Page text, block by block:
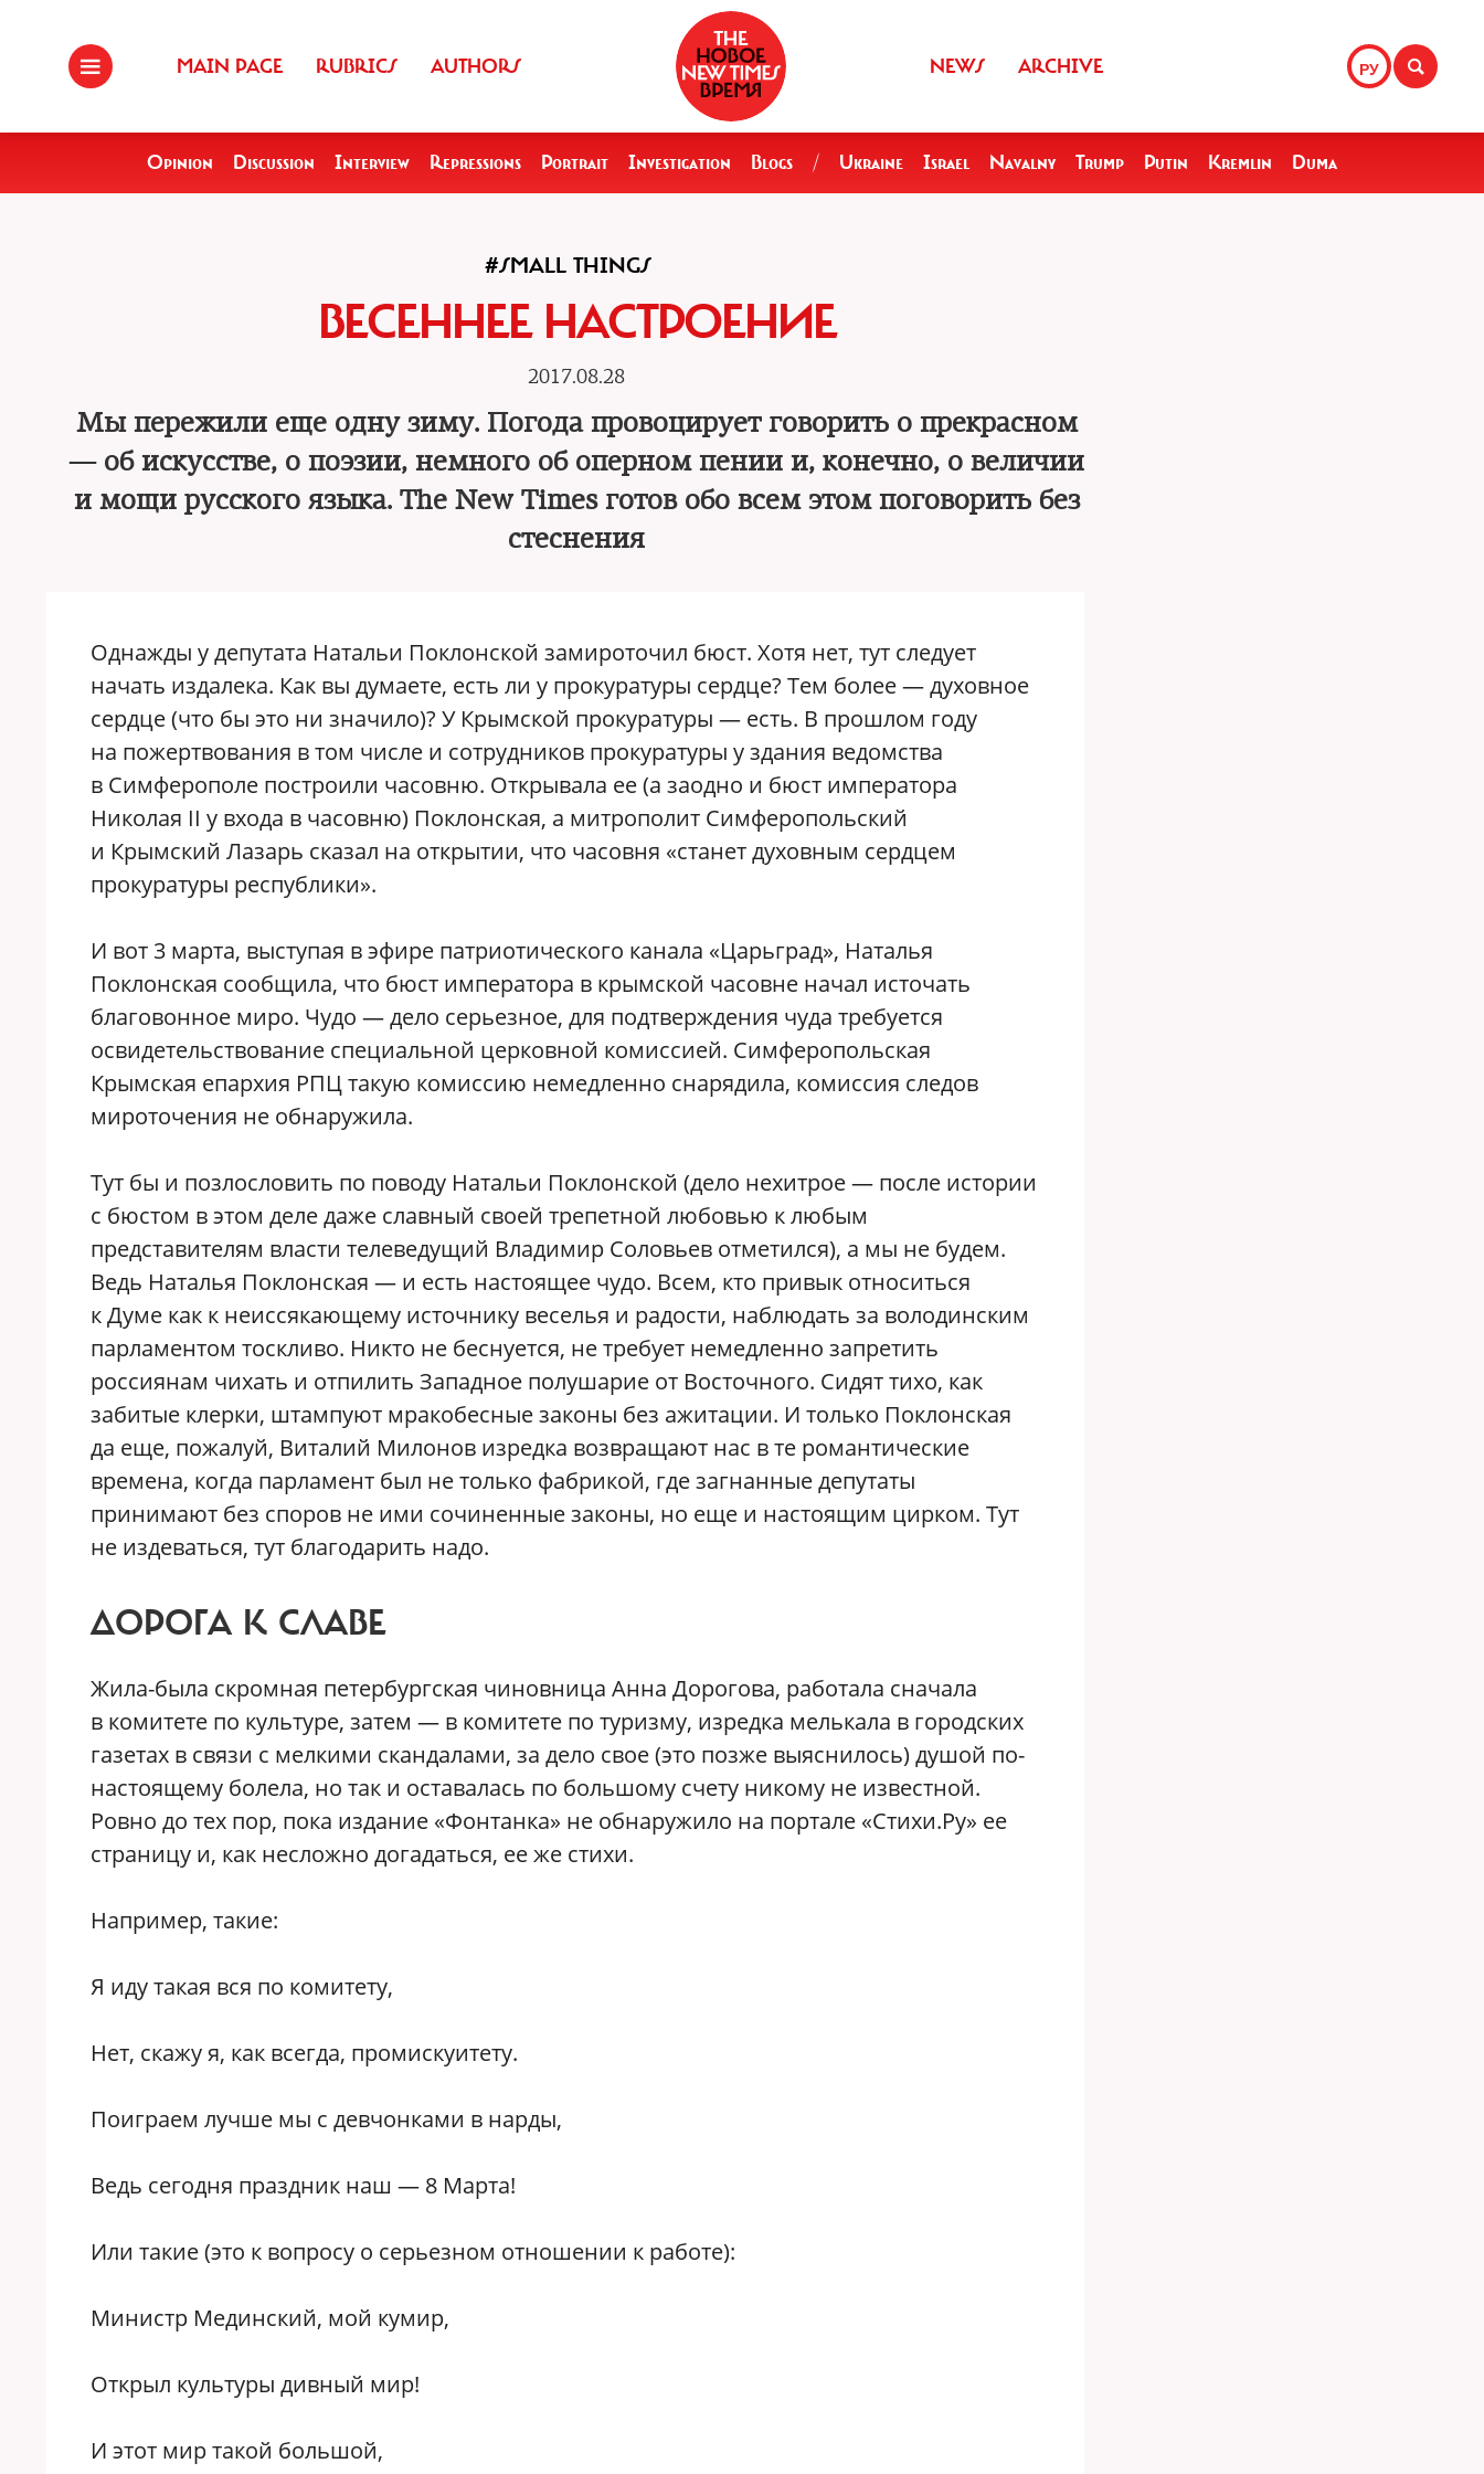
MAIN PAGE RUBRICS AUTHORS РУ
NEWS ARCHIVE
Opinion Discussion Interview Repressions Portrait Investigation Blogs / Ukraine Israel Navalny Trump Putin Kremlin Duma
#SMALL THINGS
ВЕСЕННЕЕ НАСТРОЕНИЕ
2017.08.28
Мы пережили еще одну зиму. Погода провоцирует говорить о прекрасном
— об искусстве, о поэзии, немного об оперном пении и, конечно, о величии
и мощи русского языка. The New Times готов обо всем этом поговорить без
стеснения
Однажды у депутата Натальи Поклонской замироточил бюст. Хотя нет, тут следует
начать издалека. Как вы думаете, есть ли у прокуратуры сердце? Тем более — духовное
сердце (что бы это ни значило)? У Крымской прокуратуры — есть. В прошлом году
на пожертвования в том числе и сотрудников прокуратуры у здания ведомства
в Симферополе построили часовню. Открывала ее (а заодно и бюст императора
Николая II у входа в часовню) Поклонская, а митрополит Симферопольский
и Крымский Лазарь сказал на открытии, что часовня «станет духовным сердцем
прокуратуры республики».
И вот 3 марта, выступая в эфире патриотического канала «Царьград», Наталья
Поклонская сообщила, что бюст императора в крымской часовне начал источать
благовонное миро. Чудо — дело серьезное, для подтверждения чуда требуется
освидетельствование специальной церковной комиссией. Симферопольская
Крымская епархия РПЦ такую комиссию немедленно снарядила, комиссия следов
мироточения не обнаружила.
Тут бы и позлословить по поводу Натальи Поклонской (дело нехитрое — после истории
с бюстом в этом деле даже славный своей трепетной любовью к любым
представителям власти телеведущий Владимир Соловьев отметился), а мы не будем.
Ведь Наталья Поклонская — и есть настоящее чудо. Всем, кто привык относиться
к Думе как к неиссякающему источнику веселья и радости, наблюдать за володинским
парламентом тоскливо. Никто не беснуется, не требует немедленно запретить
россиянам чихать и отпилить Западное полушарие от Восточного. Сидят тихо, как
забитые клерки, штампуют мракобесные законы без ажитации. И только Поклонская
да еще, пожалуй, Виталий Милонов изредка возвращают нас в те романтические
времена, когда парламент был не только фабрикой, где загнанные депутаты
принимают без споров не ими сочиненные законы, но еще и настоящим цирком. Тут
не издеваться, тут благодарить надо.
ДОРОГА К СЛАВЕ
Жила-была скромная петербургская чиновница Анна Дорогова, работала сначала
в комитете по культуре, затем — в комитете по туризму, изредка мелькала в городских
газетах в связи с мелкими скандалами, за дело свое (это позже выяснилось) душой по-
настоящему болела, но так и оставалась по большому счету никому не известной.
Ровно до тех пор, пока издание «Фонтанка» не обнаружило на портале «Стихи.Ру» ее
страницу и, как несложно догадаться, ее же стихи.
Например, такие:
Я иду такая вся по комитету,
Нет, скажу я, как всегда, промискуитету.
Поиграем лучше мы с девчонками в нарды,
Ведь сегодня праздник наш — 8 Марта!
Или такие (это к вопросу о серьезном отношении к работе):
Министр Мединский, мой кумир,
Открыл культуры дивный мир!
И этот мир такой большой,